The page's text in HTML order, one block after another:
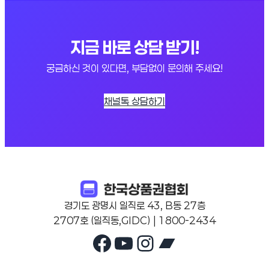
지금 바로 상담 받기!
궁금하신 것이 있다면, 부담없이 문의해 주세요!
채널톡 상담하기
경기도 광명시 일직로 43, B동 27층
2707호 (일직동,GIDC) | 1800-2434
Facebook
YouTube
Instagram